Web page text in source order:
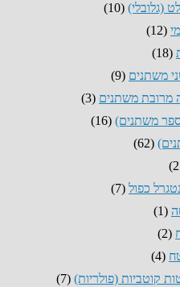
(גלובלי) (10)
(12)
(18)
משתנים (9)
מרובת משתנים (3)
משתנים) (16)
(62)
כפול (7)
(1)
(2)
(4)
קוטביות (פולריות) (7)